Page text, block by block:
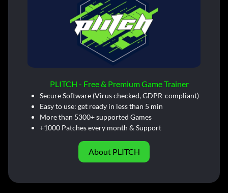
PLITCH - Free & Premium Game Trainer
Secure Software (Virus checked, GDPR-compliant)
Easy to use: get ready in less than 5 min
More than 5300+ supported Games
+1000 Patches every month & Support
About PLITCH